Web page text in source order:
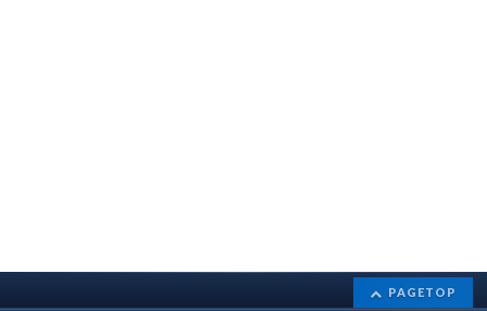
PAGETOP